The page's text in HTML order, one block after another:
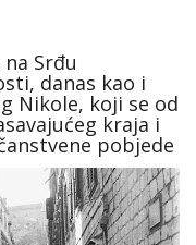
Srđu
danas kao i
Nikole, koji se od
kraja i
pobjede